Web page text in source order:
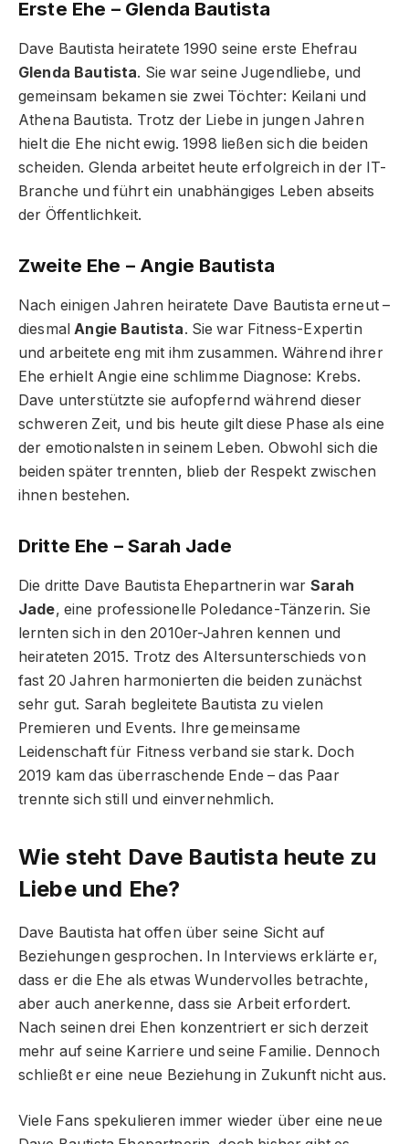
Erste Ehe – Glenda Bautista
Dave Bautista heiratete 1990 seine erste Ehefrau
Glenda Bautista. Sie war seine Jugendliebe, und
gemeinsam bekamen sie zwei Töchter: Keilani und
Athena Bautista. Trotz der Liebe in jungen Jahren
hielt die Ehe nicht ewig. 1998 ließen sich die beiden
scheiden. Glenda arbeitet heute erfolgreich in der IT-
Branche und führt ein unabhängiges Leben abseits
der Öffentlichkeit.
Zweite Ehe – Angie Bautista
Nach einigen Jahren heiratete Dave Bautista erneut –
diesmal Angie Bautista. Sie war Fitness-Expertin
und arbeitete eng mit ihm zusammen. Während ihrer
Ehe erhielt Angie eine schlimme Diagnose: Krebs.
Dave unterstützte sie aufopfernd während dieser
schweren Zeit, und bis heute gilt diese Phase als eine
der emotionalsten in seinem Leben. Obwohl sich die
beiden später trennten, blieb der Respekt zwischen
ihnen bestehen.
Dritte Ehe – Sarah Jade
Die dritte Dave Bautista Ehepartnerin war Sarah
Jade, eine professionelle Poledance-Tänzerin. Sie
lernten sich in den 2010er-Jahren kennen und
heirateten 2015. Trotz des Altersunterschieds von
fast 20 Jahren harmonierten die beiden zunächst
sehr gut. Sarah begleitete Bautista zu vielen
Premieren und Events. Ihre gemeinsame
Leidenschaft für Fitness verband sie stark. Doch
2019 kam das überraschende Ende – das Paar
trennte sich still und einvernehmlich.
Wie steht Dave Bautista heute zu
Liebe und Ehe?
Dave Bautista hat offen über seine Sicht auf
Beziehungen gesprochen. In Interviews erklärte er,
dass er die Ehe als etwas Wundervolles betrachte,
aber auch anerkenne, dass sie Arbeit erfordert.
Nach seinen drei Ehen konzentriert er sich derzeit
mehr auf seine Karriere und seine Familie. Dennoch
schließt er eine neue Beziehung in Zukunft nicht aus.
Viele Fans spekulieren immer wieder über eine neue